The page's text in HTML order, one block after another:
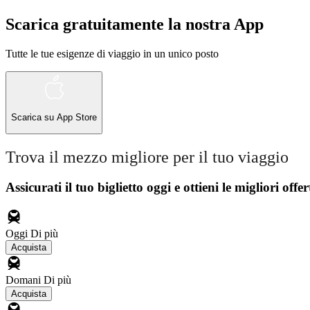
Scarica gratuitamente la nostra App
Tutte le tue esigenze di viaggio in un unico posto
Scarica su App Store
Trova il mezzo migliore per il tuo viaggio
Assicurati il ​​tuo biglietto oggi e ottieni le migliori
Oggi Di più
Acquista
Domani Di più
Acquista